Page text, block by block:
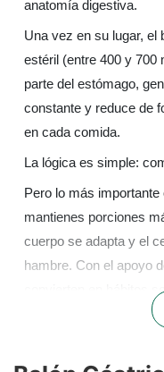
anatomía digestiva.
Una vez en su lugar, el
estéril (entre 400 y 700
parte del estómago,
constante y reduce de
en cada comida.
La lógica es simple:
Pero lo más
mantienes porciones
cuerpo se adapta y el
hambre. Con el apoyo
convierten en hábitos
Al final del tratamiento,
casos, el paciente